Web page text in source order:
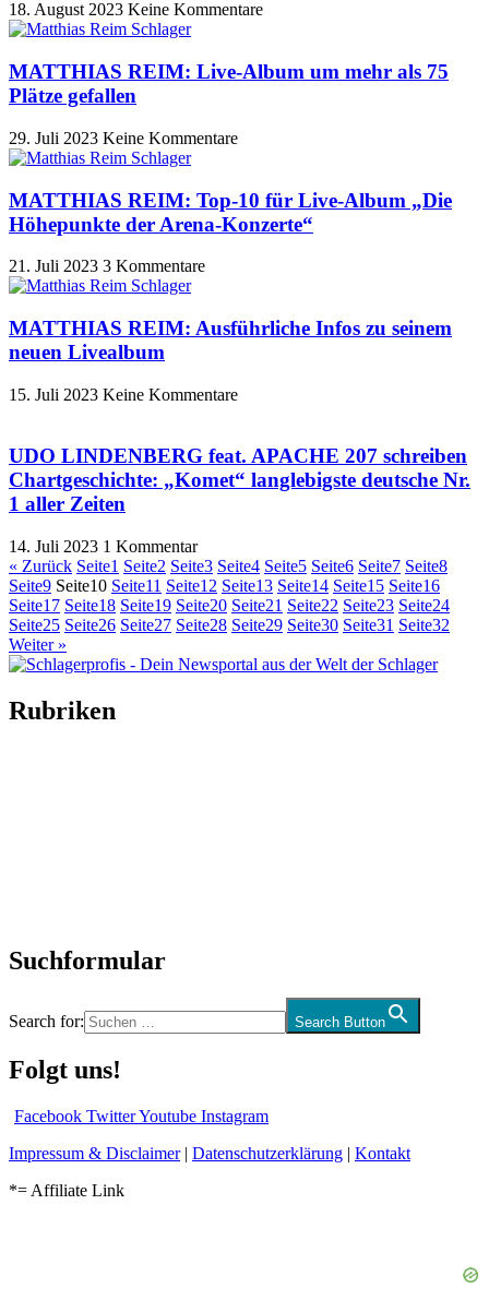
18. August 2023 Keine Kommentare
MATTHIAS REIM: Live-Album um mehr als 75
Plätze gefallen
29. Juli 2023 Keine Kommentare
MATTHIAS REIM: Top-10 für Live-Album „Die
Höhepunkte der Arena-Konzerte“
21. Juli 2023 3 Kommentare
MATTHIAS REIM: Ausführliche Infos zu seinem
neuen Livealbum
15. Juli 2023 Keine Kommentare
UDO LINDENBERG feat. APACHE 207 schreiben
Chartgeschichte: „Komet“ langlebigste deutsche Nr.
1 aller Zeiten
14. Juli 2023 1 Kommentar
« Zurück Seite1 Seite2 Seite3 Seite4 Seite5 Seite6 Seite7 Seite8
Seite9 Seite10 Seite11 Seite12 Seite13 Seite14 Seite15 Seite16
Seite17 Seite18 Seite19 Seite20 Seite21 Seite22 Seite23 Seite24
Seite25 Seite26 Seite27 Seite28 Seite29 Seite30 Seite31 Seite32
Weiter »
Rubriken
Suchformular
Search for: Search Button
Folgt uns!
Facebook TwitterYoutube Instagram
Impressum & Disclaimer| Datenschutzerklärung | Kontakt
*= Affiliate Link